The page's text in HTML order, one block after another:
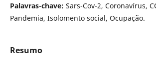
Palavras-chave: Sars-Cov-2, Coronavírus,
Pandemia, Isolomento social, Ocupação.
Resumo